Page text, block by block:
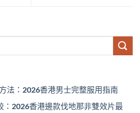
法：2026香港男士完整服用指南
2026香港邊款伐地那非雙效片最